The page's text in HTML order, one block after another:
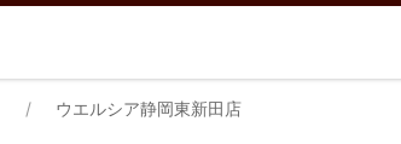
ウエルシア静岡東新田店